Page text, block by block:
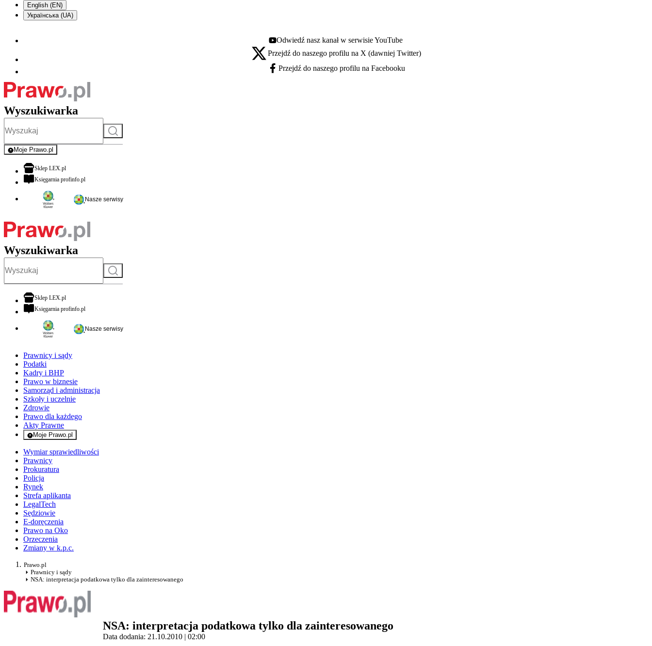
English (EN)
Українська (UA)
Youtube - otwiera się w nowej karcie
Odwiedź nasz kanał w serwisie YouTube
X - otwiera się w nowej karcie
Przejdź do naszego profilu na X (dawniej Twitter)
Facebook - otwiera się w nowej karcie
Przejdź do naszego profilu na Facebooku
Wyszukiwarka
Szukaj
Moje Prawo.pl
- rejestracja i logowanie do serwisu
Sklep LEX.plotwiera się w nowej karcie
Księgarnia profinfo.plotwiera się w nowej karcie
Nasze serwisy
Wyszukiwarka
Szukaj
Sklep LEX.plotwiera się w nowej karcie
Księgarnia profinfo.plotwiera się w nowej karcie
Nasze serwisy
Prawnicy i sądy
Podatki
Kadry i BHP
Prawo w biznesie
Samorząd i administracja
Szkoły i uczelnie
Zdrowie
Prawo dla każdego
Akty Prawne
Moje Prawo.pl
- rejestracja i logowanie do serwisu
Wymiar sprawiedliwości
Prawnicy
Prokuratura
Policja
Rynek
Strefa aplikanta
LegalTech
Sędziowie
E-doręczenia
Prawo na Oko
Orzeczenia
Zmiany w k.p.c.
Prawo.pl
Prawnicy i sądy
NSA: interpretacja podatkowa tylko dla zainteresowanego
NSA: interpretacja podatkowa tylko dla zainteresowanego
Data dodania: 21.10.2010 | 02:00